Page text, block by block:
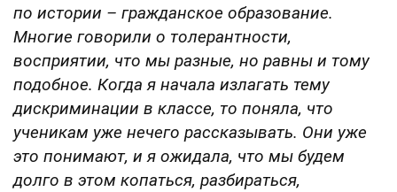
по истории – гражданское образование.
Многие говорили о толерантности,
восприятии, что мы разные, но равны и тому
подобное. Когда я начала излагать тему
дискриминации в классе, то поняла, что
ученикам уже нечего рассказывать. Они уже
это понимают, и я ожидала, что мы будем
долго в этом копаться, разбираться,